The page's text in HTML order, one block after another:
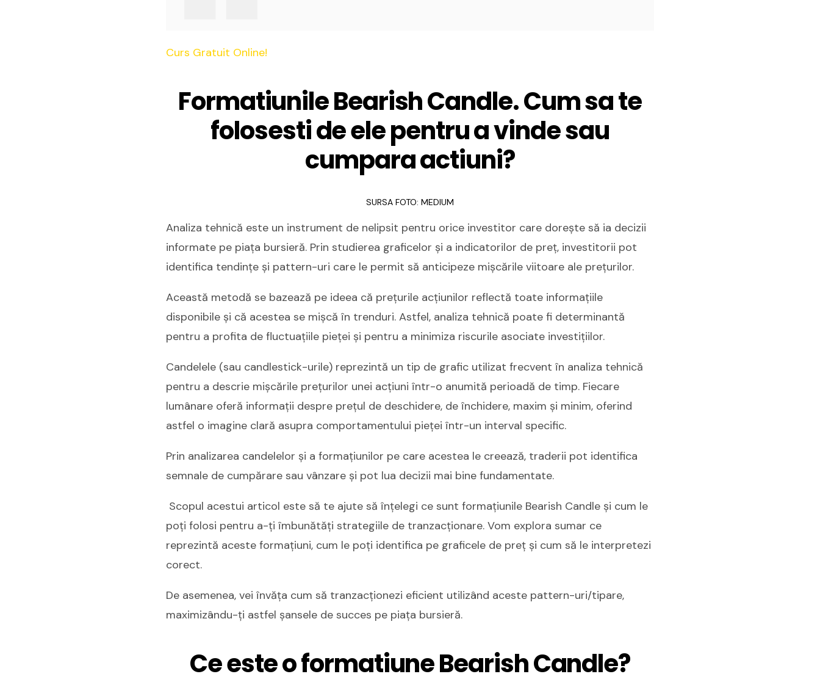
Curs Gratuit Online!
Formatiunile Bearish Candle. Cum sa te
folosesti de ele pentru a vinde sau
cumpara actiuni?
SURSA FOTO: MEDIUM
Analiza tehnică este un instrument de nelipsit pentru orice investitor care dorește să ia decizii
informate pe piața bursieră. Prin studierea graficelor și a indicatorilor de preț, investitorii pot
identifica tendințe și pattern-uri care le permit să anticipeze mișcările viitoare ale prețurilor.
Această metodă se bazează pe ideea că prețurile acțiunilor reflectă toate informațiile
disponibile și că acestea se mișcă în trenduri. Astfel, analiza tehnică poate fi determinantă
pentru a profita de fluctuațiile pieței și pentru a minimiza riscurile asociate investițiilor.
Candelele (sau candlestick-urile) reprezintă un tip de grafic utilizat frecvent în analiza tehnică
pentru a descrie mișcările prețurilor unei acțiuni într-o anumită perioadă de timp. Fiecare
lumânare oferă informații despre prețul de deschidere, de închidere, maxim și minim, oferind
astfel o imagine clară asupra comportamentului pieței într-un interval specific.
Prin analizarea candelelor și a formațiunilor pe care acestea le creează, traderii pot identifica
semnale de cumpărare sau vânzare și pot lua decizii mai bine fundamentate.
Scopul acestui articol este să te ajute să înțelegi ce sunt formațiunile Bearish Candle și cum le
poți folosi pentru a-ți îmbunătăți strategiile de tranzacționare. Vom explora sumar ce
reprezintă aceste formațiuni, cum le poți identifica pe graficele de preț și cum să le interpretezi
corect.
De asemenea, vei învăța cum să tranzacționezi eficient utilizând aceste pattern-uri/tipare,
maximizându-ți astfel șansele de succes pe piața bursieră.
Ce este o formatiune Bearish Candle?